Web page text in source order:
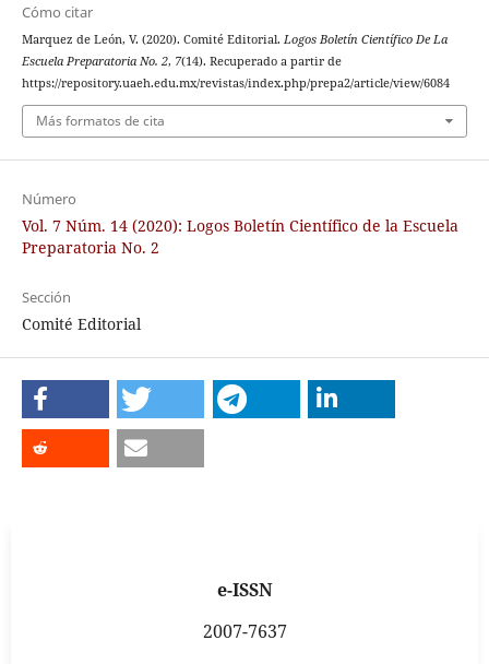
Cómo citar
Marquez de León, V. (2020). Comité Editorial. Logos Boletín Científico De La
Escuela Preparatoria No. 2, 7(14). Recuperado a partir de
https://repository.uaeh.edu.mx/revistas/index.php/prepa2/article/view/6084
Más formatos de cita
Número
Vol. 7 Núm. 14 (2020): Logos Boletín Científico de la Escuela
Preparatoria No. 2
Sección
Comité Editorial
e-ISSN
2007-7637